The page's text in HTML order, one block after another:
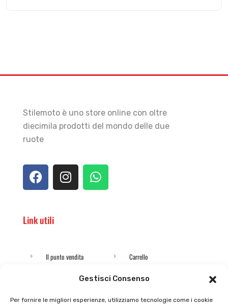
Gestisci Consenso
Per fornire le migliori esperienze, utilizziamo tecnologie come i cookie
Stilemoto è uno store online con oltre
diecimila prodotti del mondo delle due
ruote
Link utili
Il punto vendita
Il mio account
Privacy policy
Carrello
checkout
Tutti prodotti